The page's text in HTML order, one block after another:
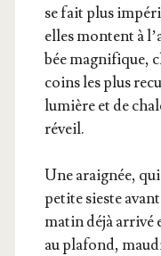
se fait plus
elles montent à
bée magni­fique,
coins les plus
lumière et de
réveil.
Une arai­gnée,
petite sieste
matin déjà arri­vé
au pla­fond,